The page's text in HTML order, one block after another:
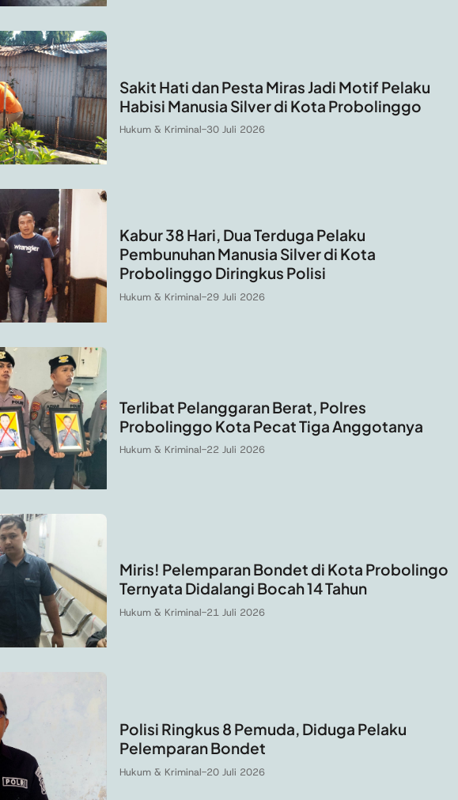
Sakit Hati dan Pesta Miras Jadi Motif Pelaku
Habisi Manusia Silver di Kota Probolinggo
Hukum & Kriminal-30 Juli 2026
Kabur 38 Hari, Dua Terduga Pelaku
Pembunuhan Manusia Silver di Kota
Probolinggo Diringkus Polisi
Hukum & Kriminal-29 Juli 2026
Terlibat Pelanggaran Berat, Polres
Probolinggo Kota Pecat Tiga Anggotanya
Hukum & Kriminal-22 Juli 2026
Miris! Pelemparan Bondet di Kota Probolingo
Ternyata Didalangi Bocah 14 Tahun
Hukum & Kriminal-21 Juli 2026
Polisi Ringkus 8 Pemuda, Diduga Pelaku
Pelemparan Bondet
Hukum & Kriminal-20 Juli 2026